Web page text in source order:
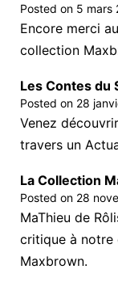
Posted on 5 mars
Encore merci
collection
Les Contes du
Posted on 28
Venez
travers un
La Collection
Posted on 28
MaThieu de
critique à notre
Maxbrown.